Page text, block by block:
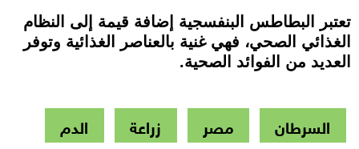
تعتبر البطاطس البنفسجية إضافة قيمة إلى النظام
الغذائي الصحي، فهي غنية بالعناصر الغذائية وتوفر
العديد من الفوائد الصحية.
السرطان مصر زراعة الدم